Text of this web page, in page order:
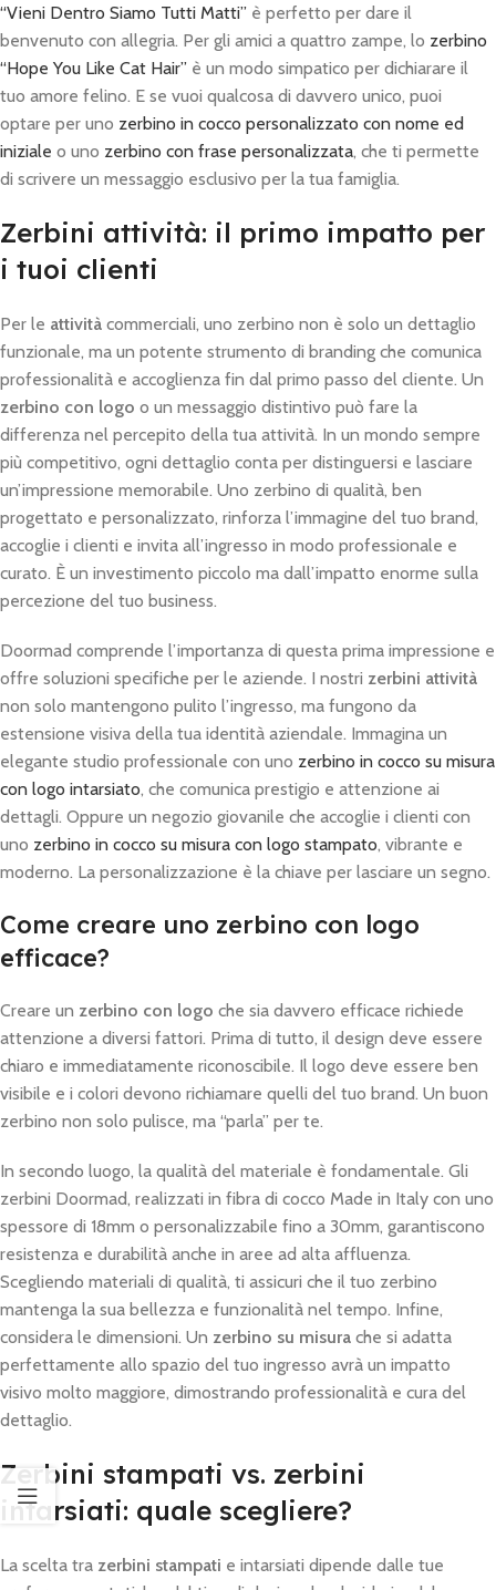
“Vieni Dentro Siamo Tutti Matti” è perfetto per dare il
benvenuto con allegria. Per gli amici a quattro zampe, lo zerbino
“Hope You Like Cat Hair” è un modo simpatico per dichiarare il
tuo amore felino. E se vuoi qualcosa di davvero unico, puoi
optare per uno zerbino in cocco personalizzato con nome ed
iniziale o uno zerbino con frase personalizzata, che ti permette
di scrivere un messaggio esclusivo per la tua famiglia.
Zerbini attività: il primo impatto per
i tuoi clienti
Per le attività commerciali, uno zerbino non è solo un dettaglio
funzionale, ma un potente strumento di branding che comunica
professionalità e accoglienza fin dal primo passo del cliente. Un
zerbino con logo o un messaggio distintivo può fare la
differenza nel percepito della tua attività. In un mondo sempre
più competitivo, ogni dettaglio conta per distinguersi e lasciare
un’impressione memorabile. Uno zerbino di qualità, ben
progettato e personalizzato, rinforza l’immagine del tuo brand,
accoglie i clienti e invita all’ingresso in modo professionale e
curato. È un investimento piccolo ma dall’impatto enorme sulla
percezione del tuo business.
Doormad comprende l’importanza di questa prima impressione e
offre soluzioni specifiche per le aziende. I nostri zerbini attività
non solo mantengono pulito l’ingresso, ma fungono da
estensione visiva della tua identità aziendale. Immagina un
elegante studio professionale con uno zerbino in cocco su misura
con logo intarsiato, che comunica prestigio e attenzione ai
dettagli. Oppure un negozio giovanile che accoglie i clienti con
uno zerbino in cocco su misura con logo stampato, vibrante e
moderno. La personalizzazione è la chiave per lasciare un segno.
Come creare uno zerbino con logo
efficace?
Creare un zerbino con logo che sia davvero efficace richiede
attenzione a diversi fattori. Prima di tutto, il design deve essere
chiaro e immediatamente riconoscibile. Il logo deve essere ben
visibile e i colori devono richiamare quelli del tuo brand. Un buon
zerbino non solo pulisce, ma “parla” per te.
In secondo luogo, la qualità del materiale è fondamentale. Gli
zerbini Doormad, realizzati in fibra di cocco Made in Italy con uno
spessore di 18mm o personalizzabile fino a 30mm, garantiscono
resistenza e durabilità anche in aree ad alta affluenza.
Scegliendo materiali di qualità, ti assicuri che il tuo zerbino
mantenga la sua bellezza e funzionalità nel tempo. Infine,
considera le dimensioni. Un zerbino su misura che si adatta
perfettamente allo spazio del tuo ingresso avrà un impatto
visivo molto maggiore, dimostrando professionalità e cura del
dettaglio.
Zerbini stampati vs. zerbini
intarsiati: quale scegliere?
La scelta tra zerbini stampati e intarsiati dipende dalle tue